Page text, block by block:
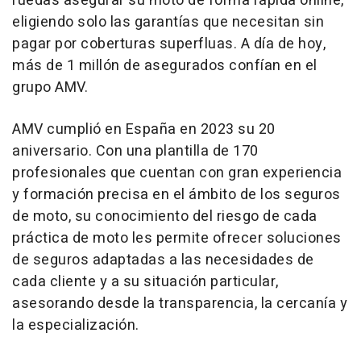
eligiendo solo las garantías que necesitan sin
pagar por coberturas superfluas. A día de hoy,
más de 1 millón de asegurados confían en el
grupo AMV.
AMV cumplió en España en 2023 su 20
aniversario. Con una plantilla de 170
profesionales que cuentan con gran experiencia
y formación precisa en el ámbito de los seguros
de moto, su conocimiento del riesgo de cada
práctica de moto les permite ofrecer soluciones
de seguros adaptadas a las necesidades de
cada cliente y a su situación particular,
asesorando desde la transparencia, la cercanía y
la especialización.